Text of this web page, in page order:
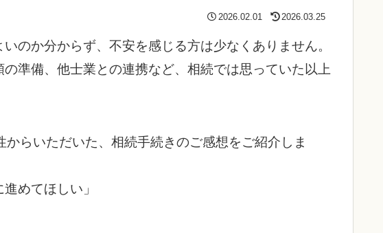
2026.02.01 2026.03.25
のか分からず、不安を感じる方は少なくありません。
準備、他士業との連携など、相続では思っていた以上
らいただいた、相続手続きのご感想をご紹介しま
めてほしい」